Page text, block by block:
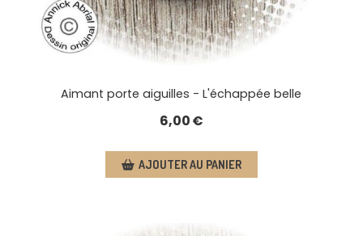
Aimant porte aiguilles - L'échappée belle
6,00€
AJOUTER AU PANIER